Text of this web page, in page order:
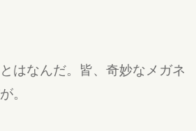
はなんだ。皆、奇妙なメガネ
。